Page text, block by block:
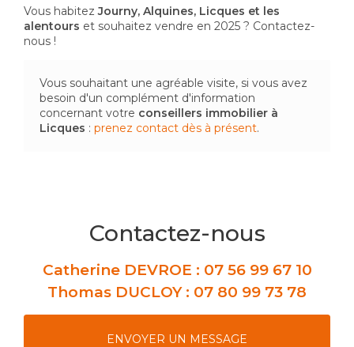
Vous habitezJourny, Alquines, Licques et les
alentours et souhaitez vendre en 2025 ? Contactez-
nous !
Vous souhaitant une agréable visite, si vous avez
besoin d'un complément d'information
concernant votre conseillers immobilier à
Licques : prenez contact dès à présent.
Contactez-nous
Catherine DEVROE : 07 56 99 67 10
Thomas DUCLOY : 07 80 99 73 78
ENVOYER UN MESSAGE